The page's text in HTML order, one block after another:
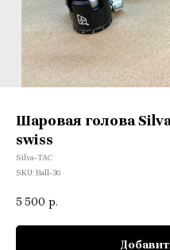
Шаровая голова
swiss
Silva-TAC
SKU:Ball-36
5 500 р.